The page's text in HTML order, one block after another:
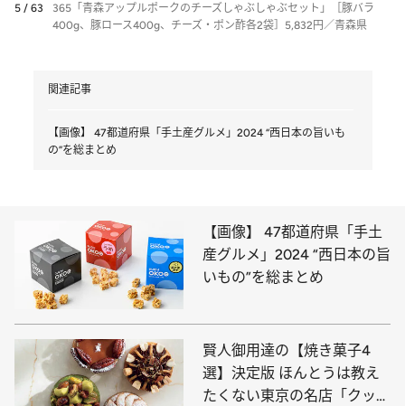
5 / 63
365「青森アップルポークのチーズしゃぶしゃぶセット」［豚バラ
400g、豚ロース400g、チーズ・ポン酢各2袋］5,832円／青森県
関連記事
【画像】 47都道府県「手土産グルメ」2024 “西日本の旨いも
の”を総まとめ
【画像】 47都道府県「手土
産グルメ」2024 “西日本の旨
いもの”を総まとめ
賢人御用達の【焼き菓子4
選】決定版 ほんとうは教え
たくない東京の名店「クッキ